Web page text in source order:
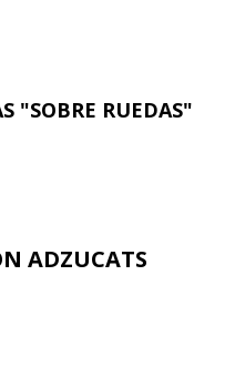
"SOBRE RUEDAS"
ADZUCATS